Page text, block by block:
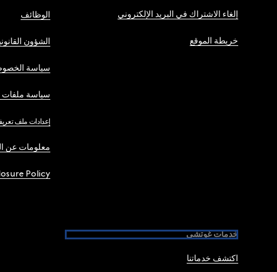
إلغاء الاشتراك في البريد الإلكتروني
خريطة الموقع
الوظائف
الشؤون
سياسة
سياسة ملفات
إعدادات ملف
معلومات عن
Policy
خدمات غوتشي
اكتشف خدماتنا